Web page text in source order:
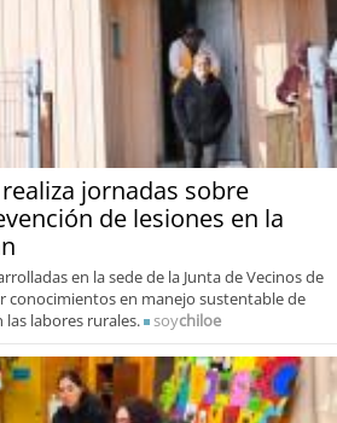
jornadas sobre
de lesiones en la
en la sede de la Junta de Vecinos de
conocimientos en manejo sustentable de
labores rurales.
soychiloe